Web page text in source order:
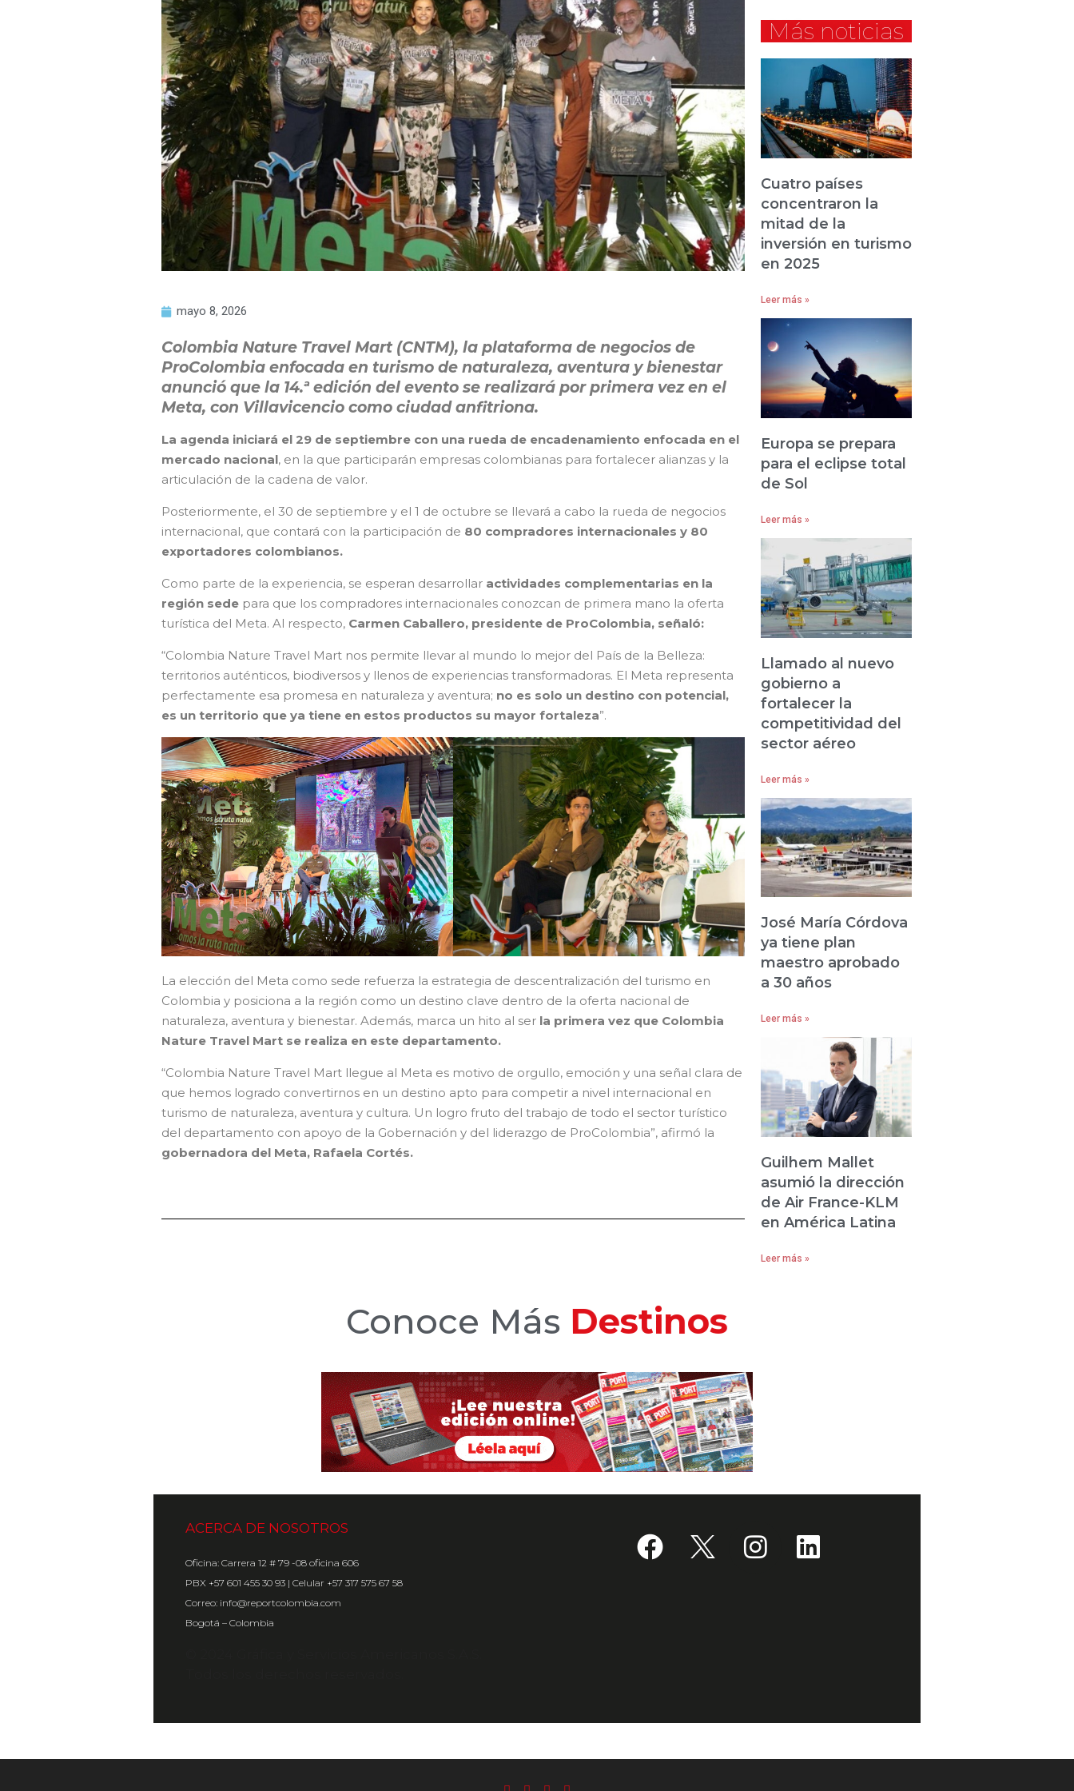
mayo 8, 2026
Colombia Nature Travel Mart (CNTM), la plataforma de negocios de
ProColombia enfocada en turismo de naturaleza, aventura y bienestar
anunció que la 14.ª edición del evento se realizará por primera vez en el
Meta, con Villavicencio como ciudad anfitriona.
La agenda iniciará el 29 de septiembre con una rueda de encadenamiento enfocada en el
mercado nacional, en la que participarán empresas colombianas para fortalecer alianzas y la
articulación de la cadena de valor.
Posteriormente, el 30 de septiembre y el 1 de octubre se llevará a cabo la rueda de negocios
internacional, que contará con la participación de 80 compradores internacionales y 80
exportadores colombianos.
Como parte de la experiencia, se esperan desarrollar actividades complementarias en la
región sede para que los compradores internacionales conozcan de primera mano la oferta
turística del Meta. Al respecto, Carmen Caballero, presidente de ProColombia, señaló:
“Colombia Nature Travel Mart nos permite llevar al mundo lo mejor del País de la Belleza:
territorios auténticos, biodiversos y llenos de experiencias transformadoras. El Meta representa
perfectamente esa promesa en naturaleza y aventura; no es solo un destino con potencial,
es un territorio que ya tiene en estos productos su mayor fortaleza”.
La elección del Meta como sede refuerza la estrategia de descentralización del turismo en
Colombia y posiciona a la región como un destino clave dentro de la oferta nacional de
naturaleza, aventura y bienestar. Además, marca un hito al ser la primera vez que Colombia
Nature Travel Mart se realiza en este departamento.
“Colombia Nature Travel Mart llegue al Meta es motivo de orgullo, emoción y una señal clara de
que hemos logrado convertirnos en un destino apto para competir a nivel internacional en
turismo de naturaleza, aventura y cultura. Un logro fruto del trabajo de todo el sector turístico
del departamento con apoyo de la Gobernación y del liderazgo de ProColombia”, afirmó la
gobernadora del Meta, Rafaela Cortés.
Más noticias
Cuatro países
concentraron la
mitad de la
inversión en turismo
en 2025
Leer más »
Europa se prepara
para el eclipse total
de Sol
Leer más »
Llamado al nuevo
gobierno a
fortalecer la
competitividad del
sector aéreo
Leer más »
José María Córdova
ya tiene plan
maestro aprobado
a 30 años
Leer más »
Guilhem Mallet
asumió la dirección
de Air France-KLM
en América Latina
Leer más »
Conoce MásHoteles
ACERCA DE NOSOTROS
Oficina: Carrera 12 # 79 -08 oficina 606
PBX +57 601 455 30 93 | Celular +57 317 575 67 58
Correo: info@reportcolombia.com
Bogotá – Colombia